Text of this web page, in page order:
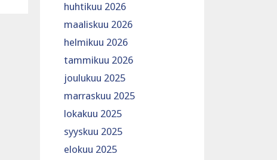
huhtikuu 2026
maaliskuu 2026
helmikuu 2026
tammikuu 2026
joulukuu 2025
marraskuu 2025
lokakuu 2025
syyskuu 2025
elokuu 2025